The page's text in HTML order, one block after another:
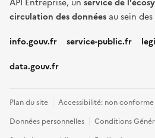
API Entreprise, un service de
circulation des données au sein
info.gouv.fr
service-public.fr
data.gouv.fr
Plan du site Accessibilité: non conforme
Données personnelles
Conditions